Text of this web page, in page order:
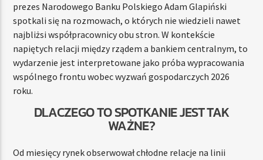
prezes Narodowego Banku Polskiego Adam Glapiński
spotkali się na rozmowach, o których nie wiedzieli nawet
najbliżsi współpracownicy obu stron. W kontekście
napiętych relacji między rządem a bankiem centralnym, to
wydarzenie jest interpretowane jako próba wypracowania
wspólnego frontu wobec wyzwań gospodarczych 2026
roku.
DLACZEGO TO SPOTKANIE JEST TAK
WAŻNE?
Od miesięcy rynek obserwował chłodne relacje na linii